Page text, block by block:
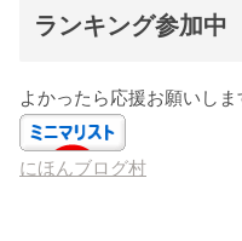
ランキング参加中
よかったら応援お願いし
にほんブログ村